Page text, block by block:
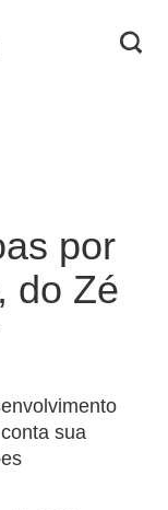
por
do Zé
sua